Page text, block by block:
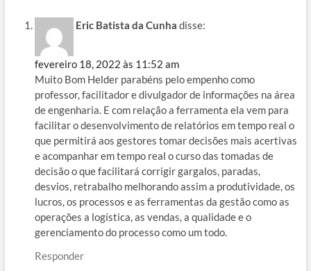
Eric Batista da Cunha disse:
fevereiro 18, 2022 às 11:52 am
Muito Bom Helder parabéns pelo empenho como
professor, facilitador e divulgador de informações na área
de engenharia. E com relação a ferramenta ela vem para
facilitar o desenvolvimento de relatórios em tempo real o
que permitirá aos gestores tomar decisões mais acertivas
e acompanhar em tempo real o curso das tomadas de
decisão o que facilitará corrigir gargalos, paradas,
desvios, retrabalho melhorando assim a produtividade, os
lucros, os processos e as ferramentas da gestão como as
operações a logística, as vendas, a qualidade e o
gerenciamento do processo como um todo.
Responder